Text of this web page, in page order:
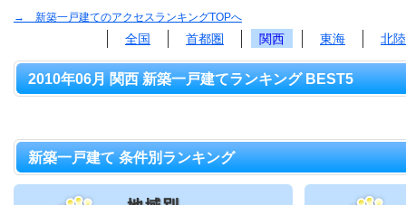
→ 新築一戸建てのアクセスランキングTOPへ
全国 首都圏 関西 東海 北
2010年06月 関西 新築一戸建てランキング BEST5
新築一戸建て 条件別ランキング